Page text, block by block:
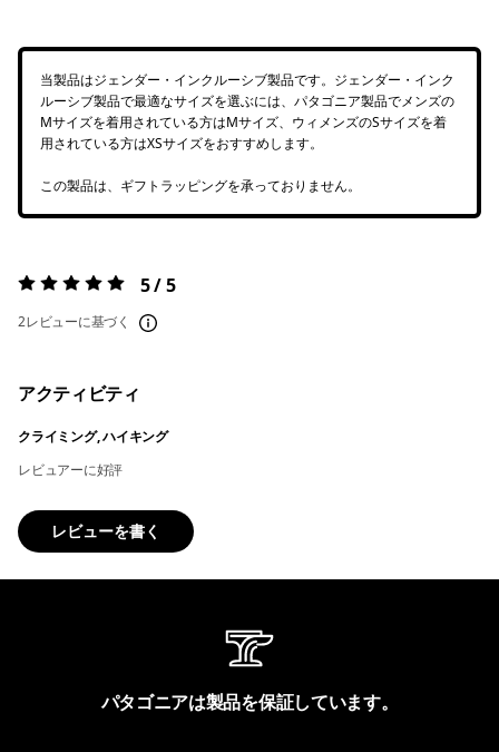
当製品はジェンダー・インクルーシブ製品です。ジェンダー・インク
ルーシブ製品で最適なサイズを選ぶには、パタゴニア製品でメンズの
Mサイズを着用されている方はMサイズ、ウィメンズのSサイズを着
用されている方はXSサイズをおすすめします。
この製品は、ギフトラッピングを承っておりません。
評価:5 / 5 5 / 5
2レビューに基づく
アクティビティ
クライミング, ハイキング
レビュアーに好評
レビューを書く
パタゴニアは製品を保証しています。